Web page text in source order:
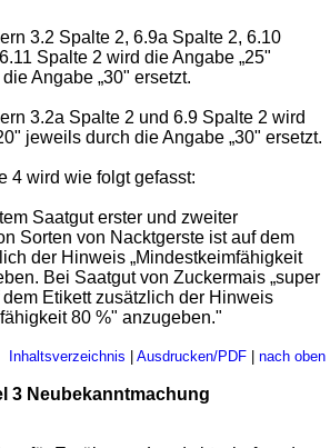
3.2 Spalte 2, 6.9a Spalte 2, 6.10
Spalte 2 wird die Angabe „25"
Angabe „30" ersetzt.
3.2a Spalte 2 und 6.9 Spalte 2 wird
jeweils durch die Angabe „30" ersetzt.
4 wird wie folgt gefasst:
Saatgut erster und zweiter
Sorten von Nacktgerste ist auf dem
der Hinweis „Mindestkeimfähigkeit
Bei Saatgut von Zuckermais „super
Etikett zusätzlich der Hinweis
80 %" anzugeben."
Inhaltsverzeichnis | Ausdrucken/PDF| nach oben
3 Neubekanntmachung